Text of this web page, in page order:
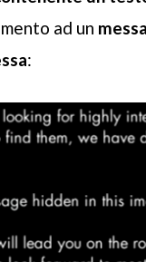
ad un
: